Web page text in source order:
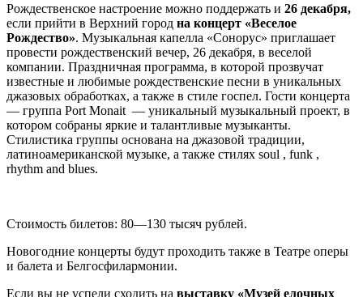
Рождественское настроение можно поддержать и 26 декабря,
если прийти в Верхний город на концерт «Веселое
Рождество». Музыкальная капелла «Сонорус» приглашает
провести рождественский вечер, 26 декабря, в веселой
компании. Праздничная программа, в которой прозвучат
известные и любимые рождественские песни в уникальных
джазовых обработках, а также в стиле госпел. Гости концерта
— группа Port Monait — уникальный музыкальный проект, в
котором собраны яркие и талантливые музыканты.
Стилистика группы основана на джазовой традиции,
латиноамериканской музыке, а также стилях soul , funk ,
rhythm and blues.
Стоимость билетов: 80—130 тысяч рублей.
Новогодние концерты будут проходить также в Театре оперы
и балета и Белгосфилармонии.
Если вы не успели сходить на выставку «Музей елочных